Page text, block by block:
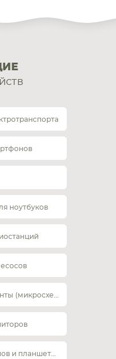
ноутбуков